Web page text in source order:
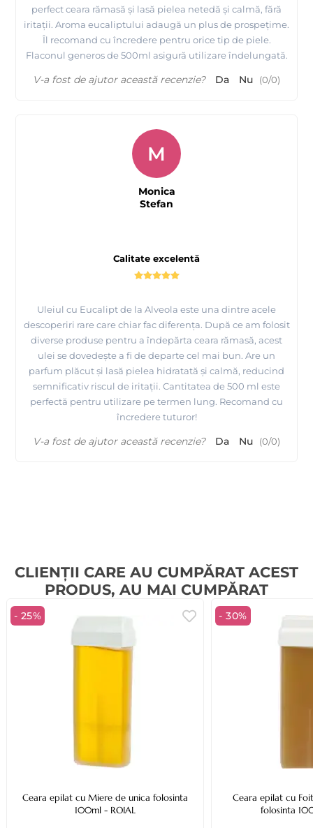
perfect ceara rămasă și lasă pielea netedă și calmă, fără
iritații. Aroma eucaliptului adaugă un plus de prospețime.
Îl recomand cu încredere pentru orice tip de piele.
Flaconul generos de 500ml asigură utilizare îndelungată.
V-a fost de ajutor această recenzie? Da Nu (0/0)
Calitate excelentă
Uleiul cu Eucalipt de la Alveola este una dintre acele
descoperiri rare care chiar fac diferența. După ce am folosit
diverse produse pentru a îndepărta ceara rămasă, acest
ulei se dovedește a fi de departe cel mai bun. Are un
parfum plăcut și lasă pielea hidratată și calmă, reducind
semnificativ riscul de iritații. Cantitatea de 500 ml este
perfectă pentru utilizare pe termen lung. Recomand cu
încredere tuturor!
M
Monica
Stefan
V-a fost de ajutor această recenzie? Da Nu (0/0)
CLIENȚII CARE AU CUMPĂRAT ACEST
PRODUS, AU MAI CUMPĂRAT
- 25%
Ceara epilat cu Miere de unica folosinta
100ml - ROIAL
- 30%
Ceara epilat cu
folosinta